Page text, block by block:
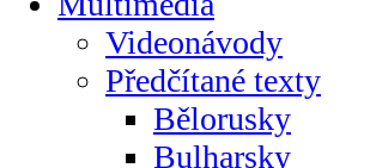
Videonávody
Předčítané texty
Bělorusky
Bulharsky